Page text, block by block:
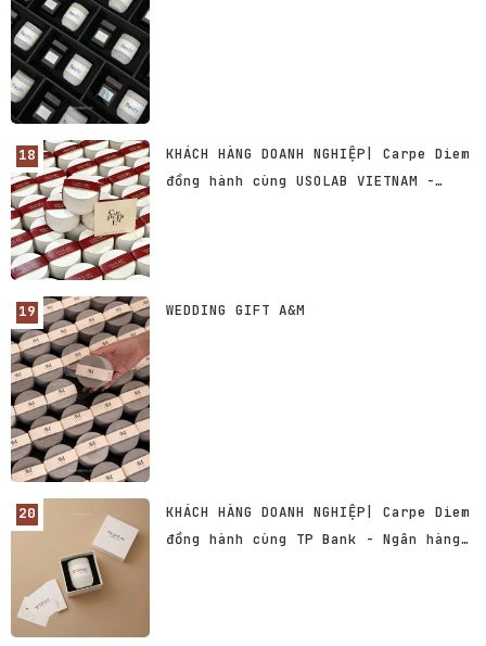
KHÁCH HÀNG DOANH NGHIỆP| Carpe Diem
đồng hành cùng USOLAB VIETNAM -
WEDDING GIFT A&M
KHÁCH HÀNG DOANH NGHIỆP| Carpe Diem
đồng hành cùng TP Bank - Ngân hàng